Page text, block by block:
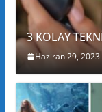
3 KOLAY
Haziran 29, 2023